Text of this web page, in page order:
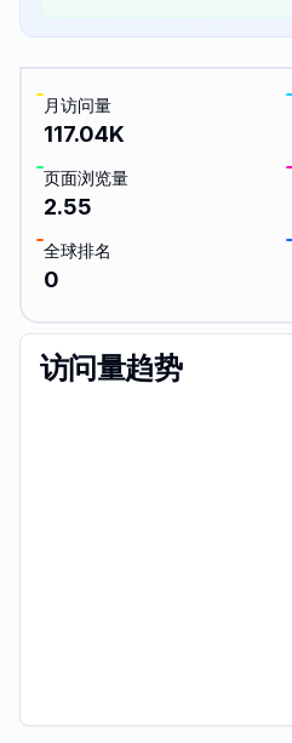
月访问量
117.04K
页面浏览量
2.55
全球排名
0
访问量趋势